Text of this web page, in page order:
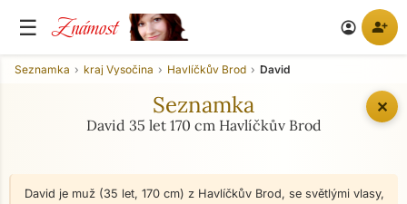
☰ Známost account_circle person_add
✕
Seznamka kraj Vysočina Havlíčkův Brod David
Seznamka
David 35 let 170 cm Havlíčkův Brod
David je muž (35 let, 170 cm) z Havlíčkův Brod, se světlými vlasy,